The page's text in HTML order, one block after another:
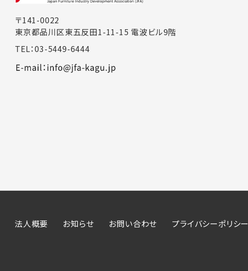
〒141-0022
東京都品川区東五反田1-11-15 電波ビル9階
TEL：03-5449-6444
法人概要 お知らせ お問い合わせ プライバシーポリシー